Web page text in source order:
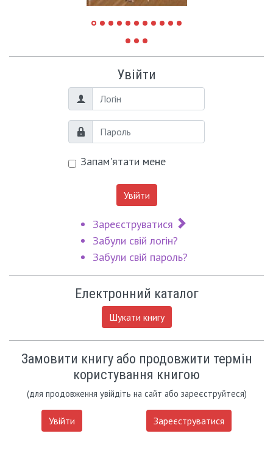
Увійти
Логін
Пароль
Запам'ятати мене
Увійти
Зареєструватися
Забули свій логін?
Забули свій пароль?
Електронний каталог
Шукати книгу
Замовити книгу або продовжити термін
користування книгою
(для продовження увійдіть на сайт або зареєструйтеся)
Увійти Зареєструватися